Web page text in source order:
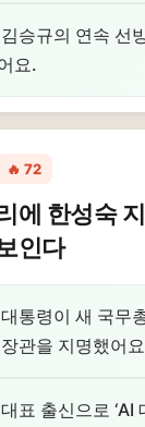
승규의 연속 선
요.
🔥 72
에 한성숙
인다
통령이 새 국무
관을 지명했어
표 출신으로 ‘AI